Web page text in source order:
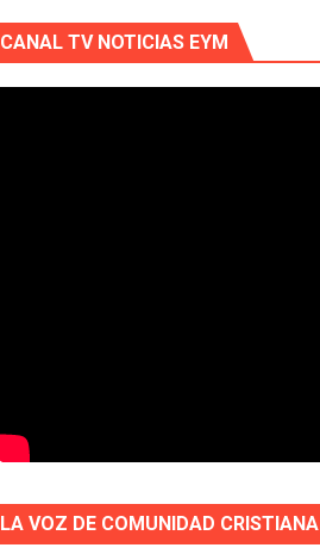
CANAL TV NOTICIAS EYM
LA VOZ DE COMUNIDAD CRISTIANA